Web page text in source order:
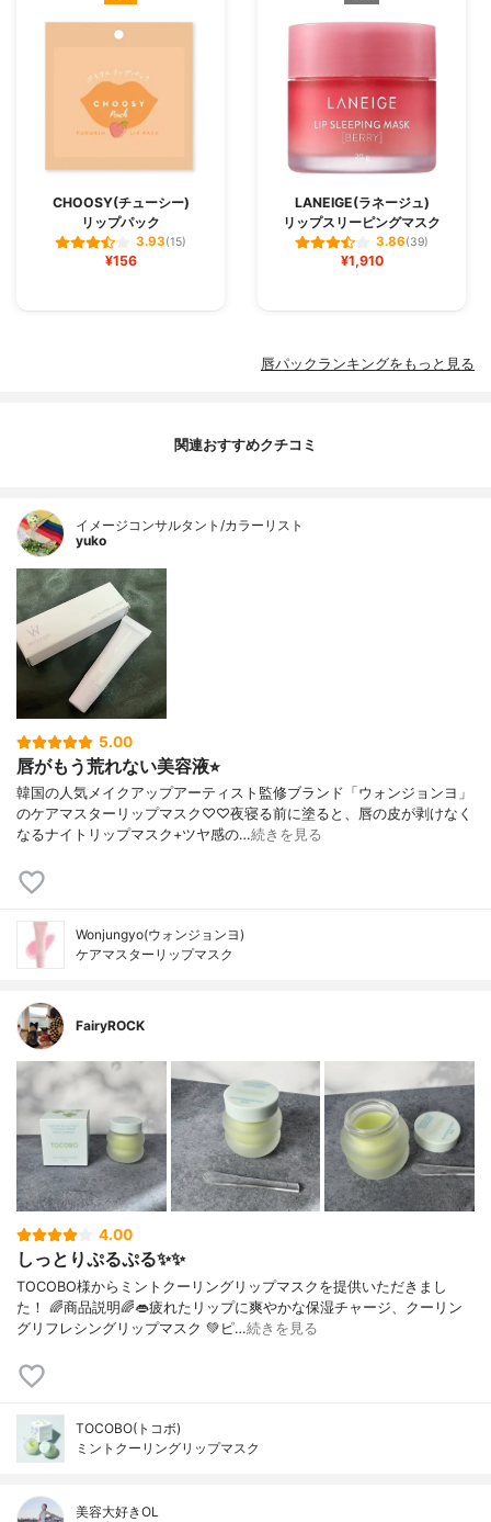
CHOOSY(チューシー)
リップパック
3.93(15)
¥156
LANEIGE(ラネージュ)
リップスリーピングマスク
3.86(39)
¥1,910
唇パックランキングをもっと見る
関連おすすめクチコミ
イメージコンサルタント/カラーリスト
yuko
5.00
唇がもう荒れない美容液⭐︎
韓国の人気メイクアップアーティスト監修ブランド「ウォンジョンヨ」
のケアマスターリップマスク♡♡夜寝る前に塗ると、唇の皮が剥けなく
なるナイトリップマスク+ツヤ感の…続きを見る
Wonjungyo(ウォンジョンヨ)
ケアマスターリップマスク
FairyROCK
4.00
しっとりぷるぷる✨✨
TOCOBO様からミントクーリングリップマスクを提供いただきまし
た！ 🌈商品説明🌈👄疲れたリップに爽やかな保湿チャージ、クーリン
グリフレシングリップマスク 💚ピ…続きを見る
TOCOBO(トコボ)
ミントクーリングリップマスク
美容大好きOL